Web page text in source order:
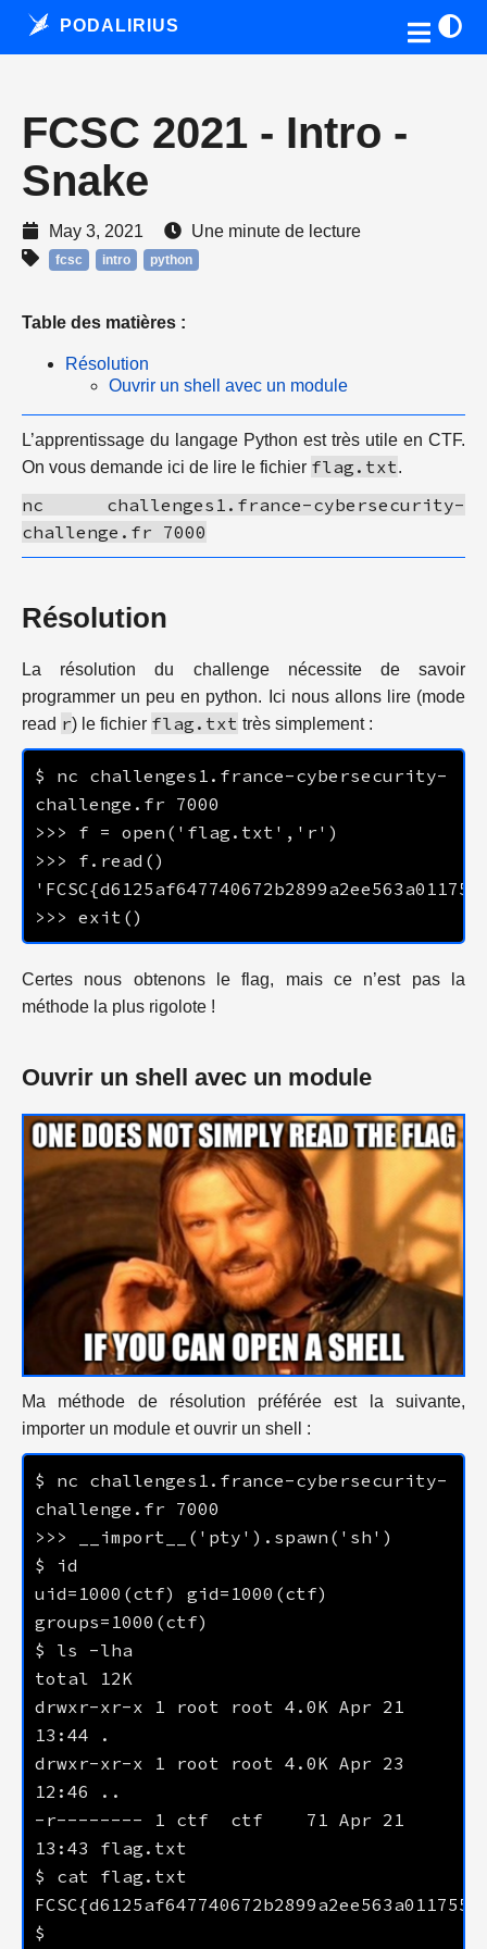
PODALIRIUS
FCSC 2021 - Intro -
Snake
May 3, 2021 Une minute de lecture
fcsc intro python
Table des matières :
Résolution
Ouvrir un shell avec un module
L’apprentissage du langage Python est très utile en CTF.
On vous demande ici de lire le fichier flag.txt.
nc challenges1.france-cybersecurity-
challenge.fr 7000
Résolution
La résolution du challenge nécessite de savoir
programmer un peu en python. Ici nous allons lire (mode
read r) le fichier flag.txt très simplement :
$ nc challenges1.france-cybersecurity-
Certes nous obtenons le flag, mais ce n’est pas la
méthode la plus rigolote !
Ouvrir un shell avec un module
Ma méthode de résolution préférée est la suivante,
importer un module et ouvrir un shell :
$ nc challenges1.france-cybersecurity-
uid=1000(ctf) gid=1000(ctf)
drwxr-xr-x 1 root root 4.0K Apr 21
drwxr-xr-x 1 root root 4.0K Apr 23
-r-------- 1 ctf  ctf    71 Apr 21